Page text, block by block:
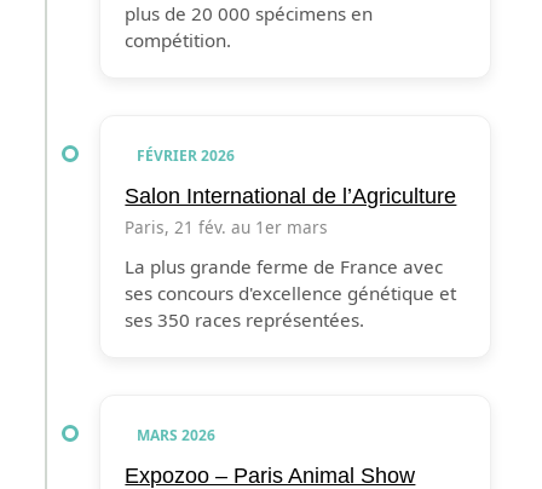
plus de 20 000 spécimens en
compétition.
FÉVRIER 2026
Salon International de l’Agriculture
Paris, 21 fév. au 1er mars
La plus grande ferme de France avec
ses concours d'excellence génétique et
ses 350 races représentées.
MARS 2026
Expozoo – Paris Animal Show